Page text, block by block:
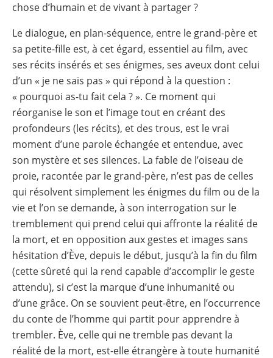
chose d’humain et de vivant à partager ?
Le dialogue, en plan-séquence, entre le grand-père et
sa petite-fille est, à cet égard, essentiel au film, avec
ses récits insérés et ses énigmes, ses aveux dont celui
d’un « je ne sais pas » qui répond à la question :
« pourquoi as-tu fait cela ? ». Ce moment qui
réorganise le son et l’image tout en créant des
profondeurs (les récits), et des trous, est le vrai
moment d’une parole échangée et entendue, avec
son mystère et ses silences. La fable de l’oiseau de
proie, racontée par le grand-père, n’est pas de celles
qui résolvent simplement les énigmes du film ou de la
vie et l’on se demande, à son interrogation sur le
tremblement qui prend celui qui affronte la réalité de
la mort, et en opposition aux gestes et images sans
hésitation d’Ève, depuis le début, jusqu’à la fin du film
(cette sûreté qui la rend capable d’accomplir le geste
attendu), si c’est la marque d’une inhumanité ou
d’une grâce. On se souvient peut-être, en l’occurrence
du conte de l’homme qui partit pour apprendre à
trembler. Ève, celle qui ne tremble pas devant la
réalité de la mort, est-elle étrangère à toute humanité